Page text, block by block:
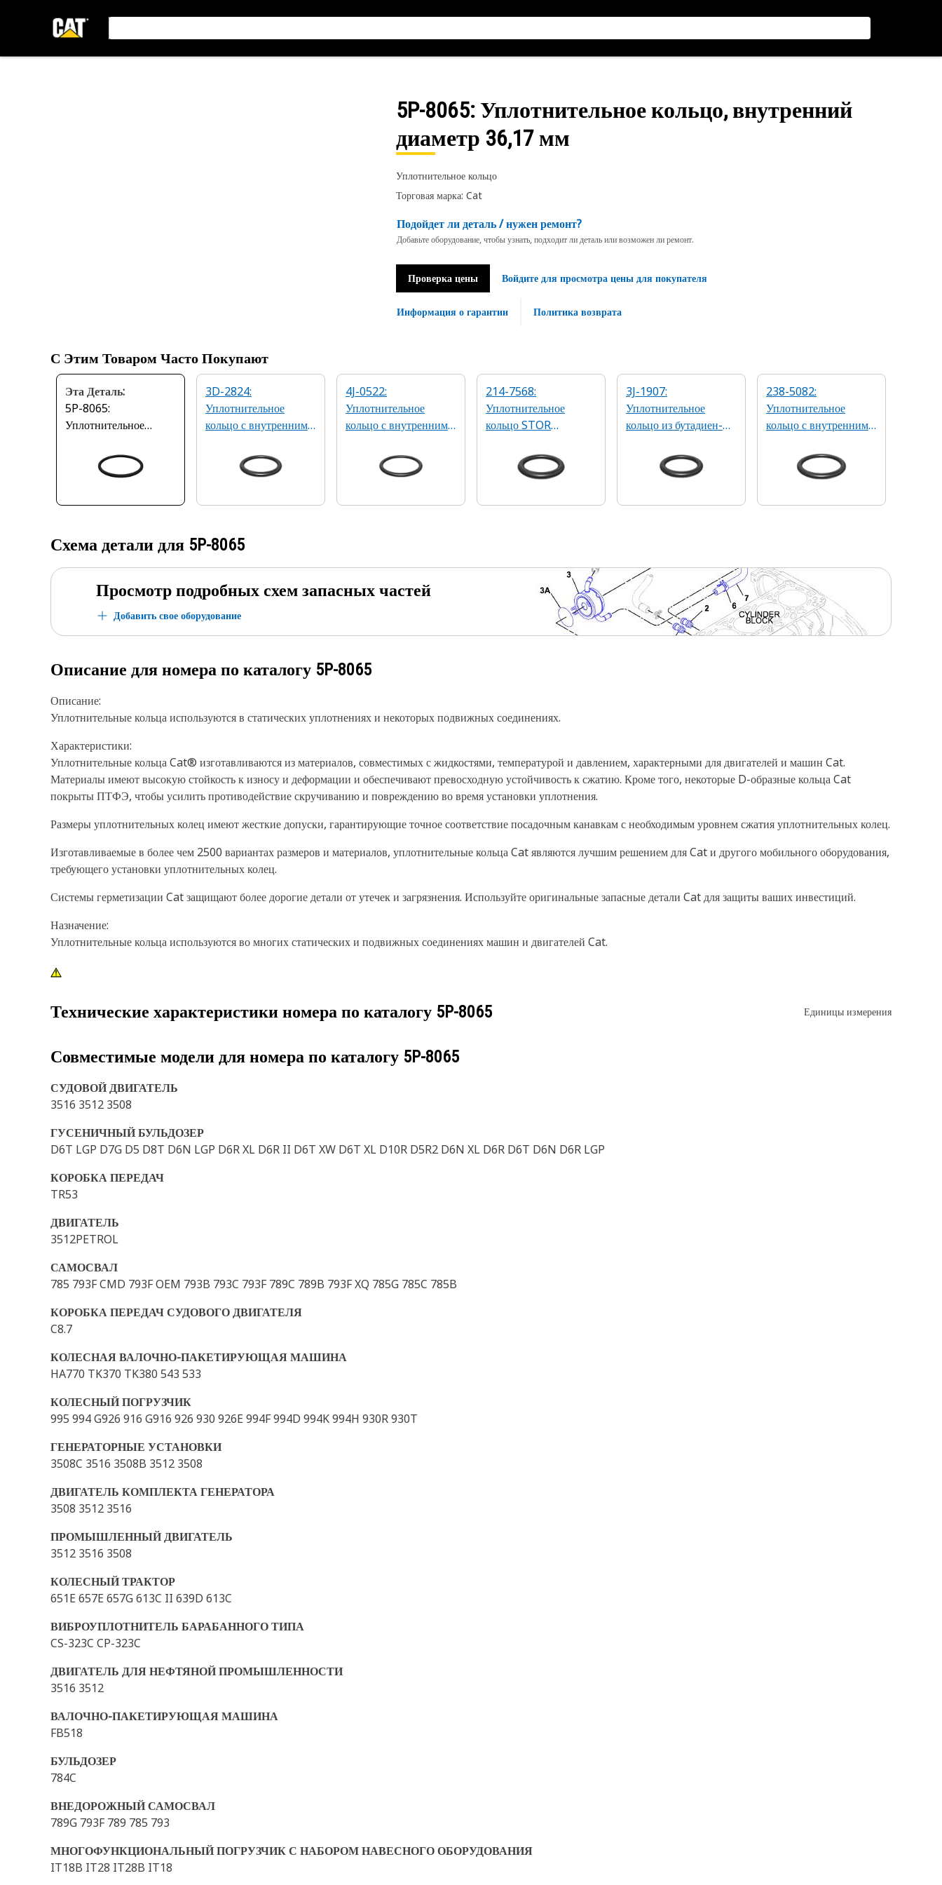
5P-8065: Уплотнительное кольцо, внутренний
диаметр 36,17 мм
Уплотнительное кольцо
Торговая марка: Cat
Подойдет ли деталь / нужен ремонт?
Добавьте оборудование, чтобы узнать, подходит ли деталь или возможен ли ремонт.
Проверка цены Войдите для просмотра цены для покупателя
Информация о гарантии Политика возврата
С Этим Товаром Часто Покупают
Эта Деталь:
5P-8065:
Уплотнительное
диаметр 36,17 мм
3D-2824:
Уплотнительное
кольцо с внутренним
4J-0522:
Уплотнительное
кольцо с внутренним
214-7568:
Уплотнительное
кольцо STOR
3J-1907:
Уплотнительное
кольцо из бутадиен-
90А, 1,98 x 11,89 мм
238-5082:
Уплотнительное
кольцо с внутренним
Схема детали для 5P-8065
Просмотр подробных схем запасных частей
Добавить свое оборудование
Описание для номера по каталогу 5P-8065
Описание:
Уплотнительные кольца используются в статических уплотнениях и некоторых подвижных соединениях.
Характеристики:
Уплотнительные кольца Cat® изготавливаются из материалов, совместимых с жидкостями, температурой и давлением, характерными для двигателей и машин Cat.
Материалы имеют высокую стойкость к износу и деформации и обеспечивают превосходную устойчивость к сжатию. Кроме того, некоторые D-образные кольца Cat
покрыты ПТФЭ, чтобы усилить противодействие скручиванию и повреждению во время установки уплотнения.
Размеры уплотнительных колец имеют жесткие допуски, гарантирующие точное соответствие посадочным канавкам с необходимым уровнем сжатия уплотнительных колец.
Изготавливаемые в более чем 2500 вариантах размеров и материалов, уплотнительные кольца Cat являются лучшим решением для Cat и другого мобильного оборудования,
требующего установки уплотнительных колец.
Системы герметизации Cat защищают более дорогие детали от утечек и загрязнения. Используйте оригинальные запасные детали Cat для защиты ваших инвестиций.
Назначение:
Уплотнительные кольца используются во многих статических и подвижных соединениях машин и двигателей Cat.
Технические характеристики номера по каталогу 5P-8065 Единицы измерения
Совместимые модели для номера по каталогу 5P-8065
СУДОВОЙ ДВИГАТЕЛЬ
3516 3512 3508
ГУСЕНИЧНЫЙ БУЛЬДОЗЕР
D6T LGP D7G D5 D8T D6N LGP D6R XL D6R II D6T XW D6T XL D10R D5R2 D6N XL D6R D6T D6N D6R LGP
КОРОБКА ПЕРЕДАЧ
TR53
ДВИГАТЕЛЬ
3512PETROL
САМОСВАЛ
785 793F CMD 793F OEM 793B 793C 793F 789C 789B 793F XQ 785G 785C 785B
КОРОБКА ПЕРЕДАЧ СУДОВОГО ДВИГАТЕЛЯ
C8.7
КОЛЕСНАЯ ВАЛОЧНО-ПАКЕТИРУЮЩАЯ МАШИНА
HA770 TK370 TK380 543 533
КОЛЕСНЫЙ ПОГРУЗЧИК
995 994 G926 916 G916 926 930 926E 994F 994D 994K 994H 930R 930T
ГЕНЕРАТОРНЫЕ УСТАНОВКИ
3508C 3516 3508B 3512 3508
ДВИГАТЕЛЬ КОМПЛЕКТА ГЕНЕРАТОРА
3508 3512 3516
ПРОМЫШЛЕННЫЙ ДВИГАТЕЛЬ
3512 3516 3508
КОЛЕСНЫЙ ТРАКТОР
651E 657E 657G 613C II 639D 613C
ВИБРОУПЛОТНИТЕЛЬ БАРАБАННОГО ТИПА
CS-323C CP-323C
ДВИГАТЕЛЬ ДЛЯ НЕФТЯНОЙ ПРОМЫШЛЕННОСТИ
3516 3512
ВАЛОЧНО-ПАКЕТИРУЮЩАЯ МАШИНА
FB518
БУЛЬДОЗЕР
784C
ВНЕДОРОЖНЫЙ САМОСВАЛ
789G 793F 789 785 793
МНОГОФУНКЦИОНАЛЬНЫЙ ПОГРУЗЧИК С НАБОРОМ НАВЕСНОГО ОБОРУДОВАНИЯ
IT18B IT28 IT28B IT18